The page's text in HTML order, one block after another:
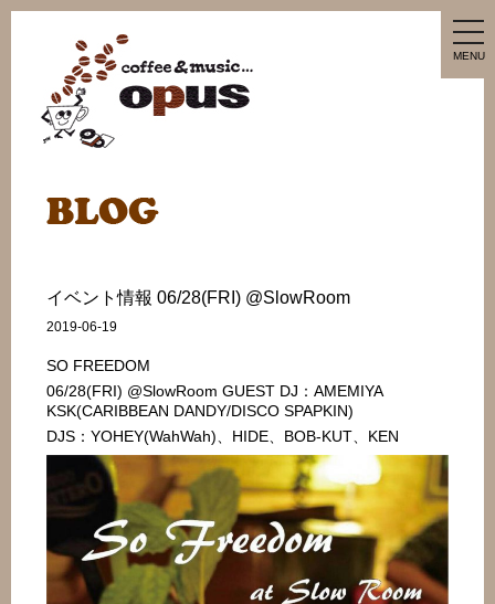
MENU
イベント情報 06/28(FRI) @SlowRoom
2019-06-19
SO FREEDOM
06/28(FRI) @SlowRoom GUEST DJ：AMEMIYA
KSK(CARIBBEAN DANDY/DISCO SPAPKIN)
DJS：YOHEY(WahWah)、HIDE、BOB-KUT、KEN